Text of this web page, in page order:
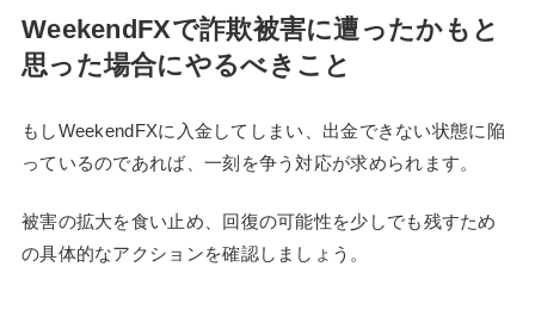
WeekendFXで詐欺被害に遭ったかもと
思った場合にやるべきこと
もしWeekendFXに入金してしまい、出金できない状態に陥
っているのであれば、一刻を争う対応が求められます。
被害の拡大を食い止め、回復の可能性を少しでも残すため
の具体的なアクションを確認しましょう。